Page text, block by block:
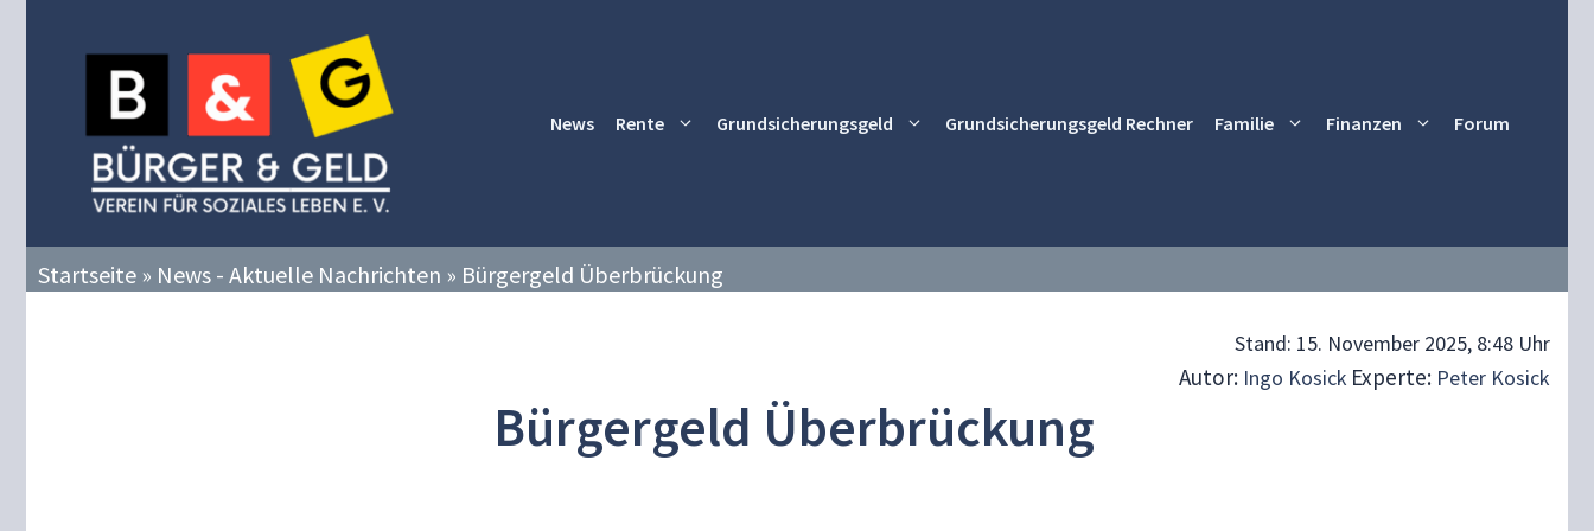
News Rente Grundsicherungsgeld Grundsicherungsgeld Rechner Familie Finanzen Forum
Startseite » News - Aktuelle Nachrichten » Bürgergeld Überbrückung
Stand: 15. November 2025, 8:48 Uhr
Autor: Ingo Kosick Experte: Peter Kosick
Bürgergeld Überbrückung